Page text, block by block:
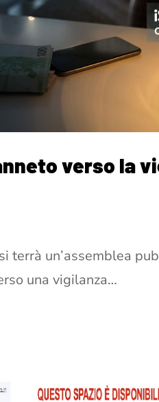
verso la
terrà un’assemblea
una vigilanza…